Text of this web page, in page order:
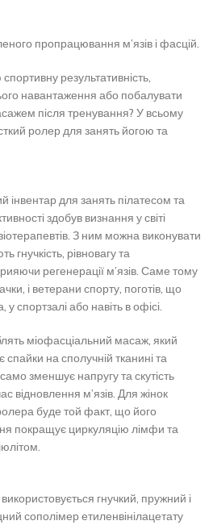
пропрацювання м’язів і фасцій.
результативність,
навантаження або побалувати
після тренування? У всьому
ролер для занять йогою та
інвентар для занять пілатесом та
здобув визнання у світі
З ним можна виконувати
гнучкість, рівновагу та
регенерації м’язів. Саме тому
і ветерани спорту, поготів, що
спортзалі або навіть в офісі.
міофасціальний масаж, який
спайки на сполучній тканині та
зменшує напругу та скутість
відновлення м’язів. Для жінок
буде той факт, що його
покращує циркуляцію лімфи та
гнучкий, пружний і
сополімер етиленвінілацетату